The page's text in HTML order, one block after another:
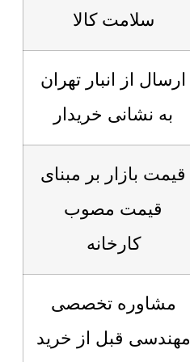
سلامت کالا
ارسال از انبار تهران
به نشانی خریدار
قیمت بازار بر مبنای
قیمت مصوب
کارخانه
مشاوره تخصصی
مهندسی قبل از خرید